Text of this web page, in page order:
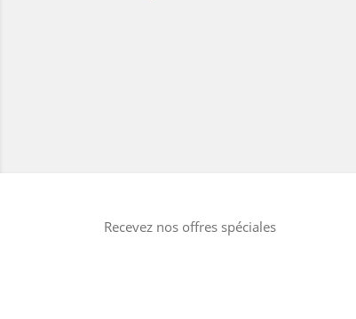
Recevez nos offres spéciales